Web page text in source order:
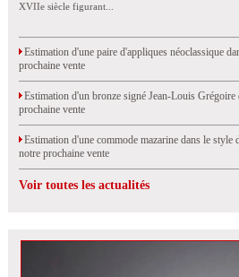
XVIIe siècle figurant...
Estimation d'une paire d'appliques néoclassique
prochaine vente
Estimation d'un bronze signé Jean-Louis Grégoire
prochaine vente
Estimation d'une commode mazarine dans le style
notre prochaine vente
Voir toutes les actualités